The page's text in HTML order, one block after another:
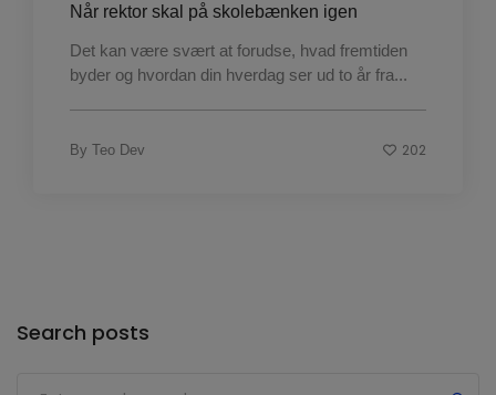
Når rektor skal på skolebænken igen
Det kan være svært at forudse, hvad fremtiden
byder og hvordan din hverdag ser ud to år fra...
By Teo Dev 202
Search posts